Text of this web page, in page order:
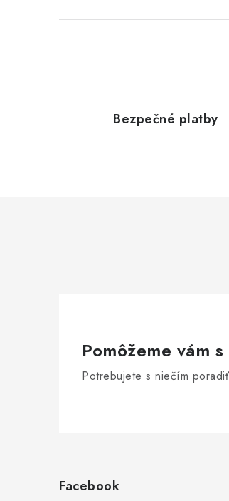
i
Bezpečné platby
Pomôžeme vám
Potrebujete s niečím
Facebook